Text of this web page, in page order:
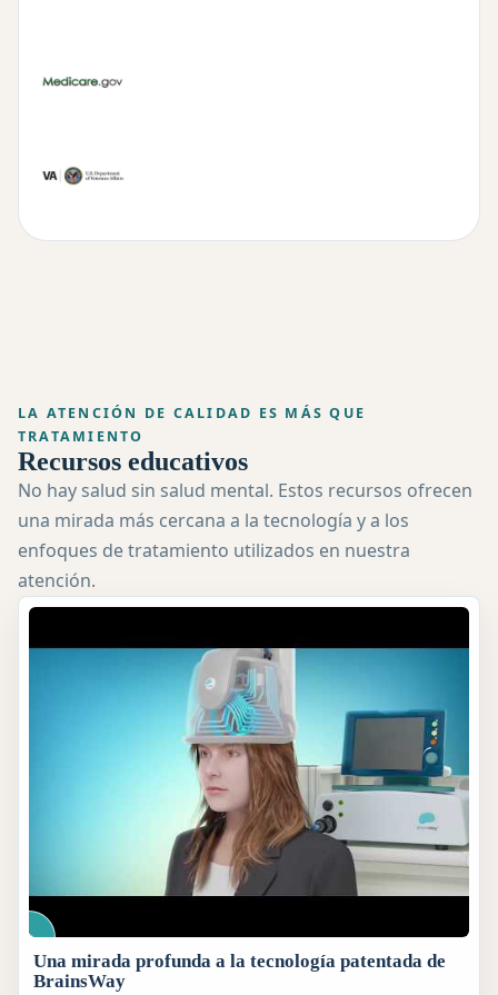
LA ATENCIÓN DE CALIDAD ES MÁS QUE
TRATAMIENTO
Recursos educativos
No hay salud sin salud mental. Estos recursos ofrecen
una mirada más cercana a la tecnología y a los
enfoques de tratamiento utilizados en nuestra
atención.
Una mirada profunda a la tecnología patentada de
BrainsWay